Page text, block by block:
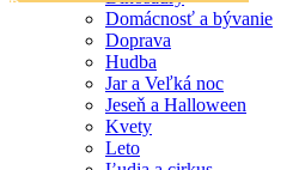
Doprava
Jar a Veľká noc
Jeseň a Halloween
Domácnosť a bývanie
Doprava
Hudba
Jar a Veľká noc
Jeseň a Halloween
Kvety
Leto